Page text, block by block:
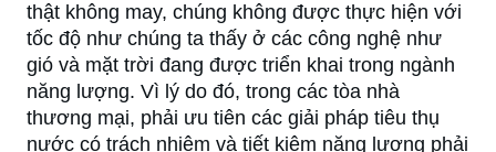
thật không may, chúng không được thực hiện với
tốc độ như chúng ta thấy ở các công nghệ như
gió và mặt trời đang được triển khai trong ngành
năng lượng. Vì lý do đó, trong các tòa nhà
thương mại, phải ưu tiên các giải pháp tiêu thụ
nước có trách nhiệm và tiết kiệm năng lượng phải